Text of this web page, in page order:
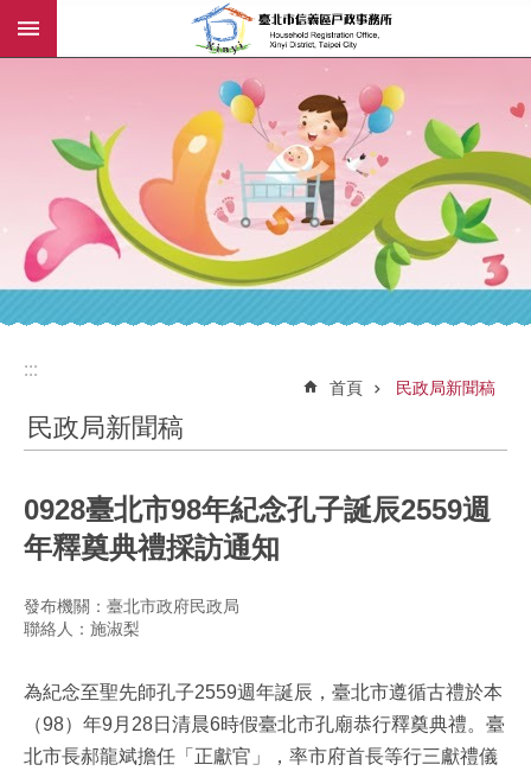
跳到主要內容區塊
:::
:::
首頁 民政局新聞稿
民政局新聞稿
0928臺北市98年紀念孔子誕辰2559週
年釋奠典禮採訪通知
發布機關：臺北市政府民政局
聯絡人：施淑梨
為紀念至聖先師孔子2559週年誕辰，臺北市遵循古禮於本
（98）年9月28日清晨6時假臺北市孔廟恭行釋奠典禮。臺
北市長郝龍斌擔任「正獻官」，率市府首長等行三獻禮儀